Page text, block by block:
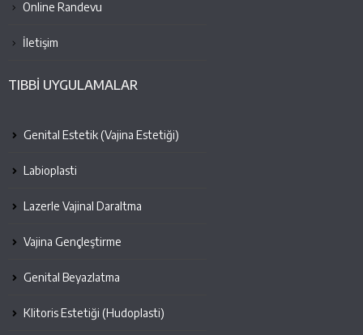
Online Randevu
İletişim
TIBBİ UYGULAMALAR
Genital Estetik (Vajina Estetiği)
Labioplasti
Lazerle Vajinal Daraltma
Vajina Gençleştirme
Genital Beyazlatma
Klitoris Estetiği (Hudoplasti)